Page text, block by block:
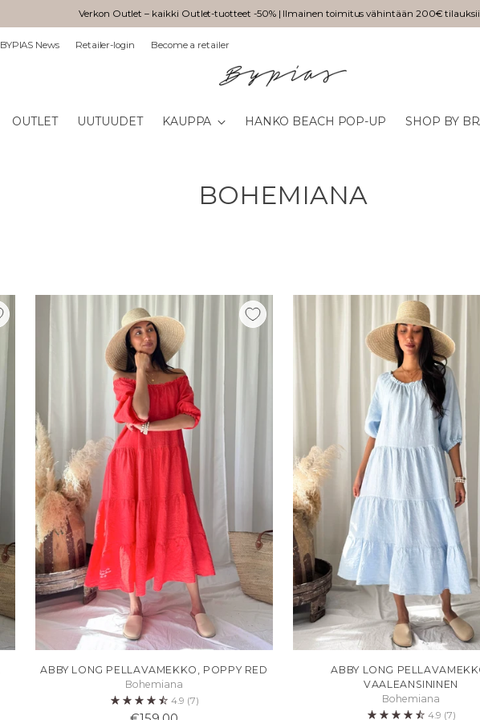
Verkon Outlet – kaikki Outlet-tuotteet -50% | Ilmainen toimitus vähintään 200€
BYPIAS News Retailer-login Become a retailer
OUTLET UUTUUDET KAUPPA HANKO BEACH POP-UP SHOP BY
BOHEMIANA
ABBY LONG PELLAVAMEKKO, POPPY RED
Bohemiana
4.9 (7)
ABBY LONG
VAALEANSININEN
Bohemiana
4.9 (7)